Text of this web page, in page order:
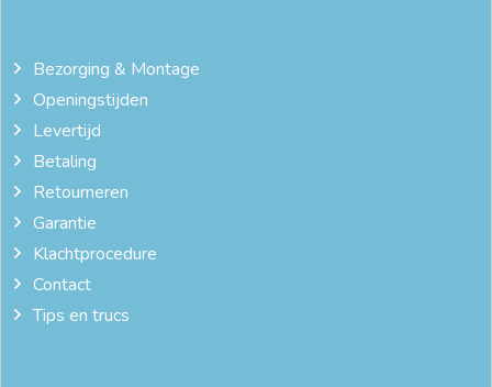
Bezorging & Montage
Openingstijden
Levertijd
Betaling
Retourneren
Garantie
Klachtprocedure
Contact
Tips en trucs